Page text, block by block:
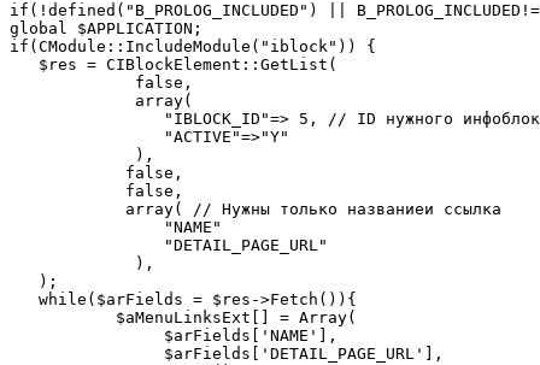
if(!defined("B_PROLOG_INCLUDED") ||
global $APPLICATION;
if(CModule::IncludeModule("iblock")) {
   $res = CIBlockElement::GetList(
             false,
             array(
"IBLOCK_ID"=> 5, // ID нужного
                "ACTIVE"=>"Y"
             ),
            false,
            false,
            array( // Нужны только названиеи ссылка
                "NAME"
                "DETAIL_PAGE_URL"
             ),
   );
   while($arFields = $res->Fetch()){
           $aMenuLinksExt[] = Array(
                $arFields['NAME'],
                $arFields['DETAIL_PAGE_URL'],